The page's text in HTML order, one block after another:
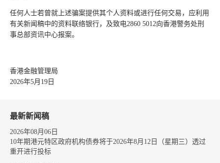
任何人士若曾就上述骗案提供其个人资料或进行任何交易，应利用
有关新闻稿中的资料联络银行，及致电2860 5012向香港警务处刑
事总部资讯中心报案。
香港金融管理局
2026年5月19日
最新新闻稿
2026年08月06日
10年期港元特区政府机构债券将于2026年8月12日（星期三）透过
重开进行投标